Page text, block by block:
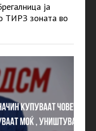
ја
ТИРЗ зоната во